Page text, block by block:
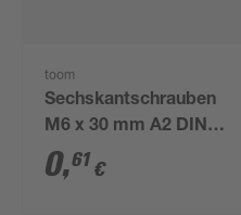
toom
Sechskantschrauben
M6 x 30 mm A2 DIN
933
0,61 €